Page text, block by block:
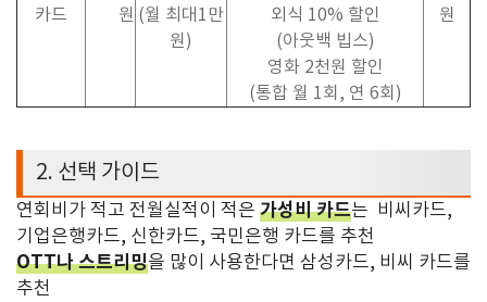
카드
원 (월 최대 1 만
원)
외식 10% 할인
(아웃백 빕스)
영화 2천원 할인
(통합 월 1회 , 연 6회 )
원
2. 선택 가이드
연회비가 적고 전월실적이 적은 가성비 카드는 비씨카드,
기업은행카드, 신한카드, 국민은행 카드를 추천
OTT나 스트리밍을 많이 사용한다면 삼성카드, 비씨 카드를
추천